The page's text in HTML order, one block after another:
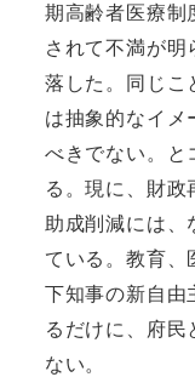
期高齢者医療制
されて不満が明
落した。同じこ
は抽象的なイメ
べきでない。と
る。現に、財
助成削減には、
ている。教育、
下知事の新自由
るだけに、府
ない。